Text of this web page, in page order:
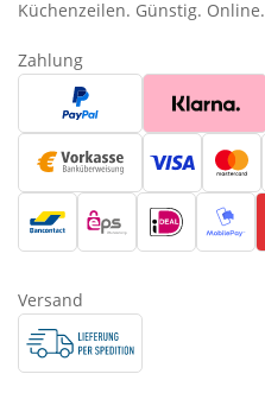
Küchenzeilen. Günstig. Online.
Zahlung
Versand